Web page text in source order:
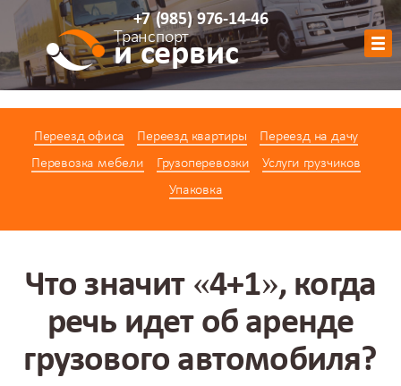
+7(985) 976-14-46
Транспорт
и сервис
Обратный звонок
АКЦИИ
КОНТАКТЫ
КАЛЬКУЛЯТОР
Переезд офиса Переезд квартиры
Переезд на дачу
Перевозка мебели
Грузоперевозки
Услуги грузчиков
Упаковка
Что значит «4+1», когда
речь идет об аренде
грузового автомобиля?